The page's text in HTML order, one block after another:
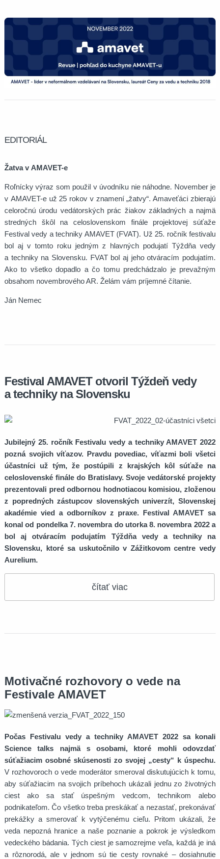
EDITORIÁL
Žatva v AMAVET-e
Roľnícky výraz som použil v úvodníku nie náhodne. November je
v AMAVET-e už 25 rokov v znamení „žatvy“. Amaveťáci zbierajú
celoročnú úrodu vedátorských prác žiakov základných a najmä
stredných škôl na celoslovenskom finále projektovej súťaže
Festival vedy a techniky AMAVET (FVAT). Už 25. ročník festivalu
bol aj v tomto roku jedným z hlavných podujatí Týždňa vedy
a techniky na Slovensku. FVAT bol aj jeho otváracím podujatím.
Ako to všetko dopadlo a čo tomu predchádzalo je prevažným
obsahom novembrového AR. Želám vám príjemné čítanie.
Ján Nemec
Festival AMAVET otvoril Týždeň vedy
a techniky na Slovensku
Jubilejný 25. ročník Festivalu vedy a techniky AMAVET 2022
pozná svojich víťazov. Pravdu povediac, víťazmi boli všetci
účastníci už tým, že postúpili z krajských kôl súťaže na
celoslovenské finále do Bratislavy. Svoje vedátorské projekty
prezentovali pred odbornou hodnotiacou komisiou, zloženou
z popredných zástupcov slovenských univerzít, Slovenskej
akadémie vied a odborníkov z praxe. Festival AMAVET sa
konal od pondelka 7. novembra do utorka 8. novembra 2022 a
bol aj otváracím podujatím Týždňa vedy a techniky na
Slovensku, ktoré sa uskutočnilo v Zážitkovom centre vedy
Aurelium.
čítať viac
Motivačné rozhovory o vede na
Festivale AMAVET
Počas Festivalu vedy a techniky AMAVET 2022 sa konali
Science talks najmä s osobami, ktoré mohli odovzdať
súťažiacim osobné skúsenosti zo svojej „cesty“ k úspechu.
V rozhovoroch o vede moderátor smeroval diskutujúcich k tomu,
aby súťažiacim na svojich príbehoch ukázali jednu zo životných
ciest ako sa stať úspešným vedcom, technikom alebo
podnikateľom. Čo všetko treba preskákať a nezastať, prekonávať
prekážky a smerovať k vytýčenému cieľu. Pritom ukázali, že
veda nepozná hranice a naše poznanie a pokrok je výsledkom
vedeckého bádania. Tých ciest je samozrejme veľa, každá je iná
a rôznorodá, ale v jednom sú tie cesty rovnaké – dosiahnutie